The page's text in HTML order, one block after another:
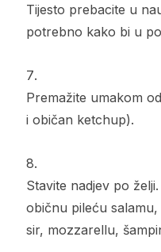
Tijesto prebacite u
potrebno kako bi u
Premažite umakom
i običan ketchup).
Stavite nadjev po
običnu pileću
sir, mozzarellu,